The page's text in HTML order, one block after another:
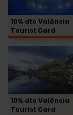
10% dto València
Tourist Card
10% dto València
Tourist Card
Entrada
Museo
de
las
Ciencias